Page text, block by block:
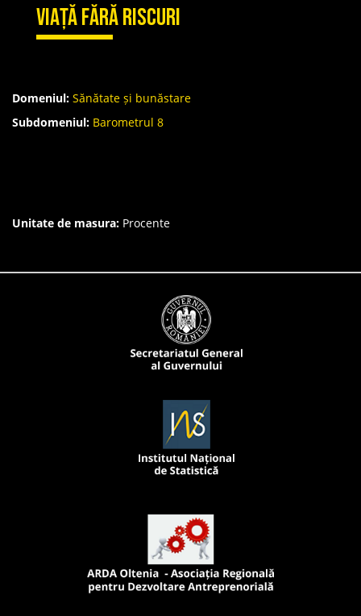
viață fără riscuri
Domeniul: Sănătate și bunăstare
Subdomeniul: Barometrul 8
Unitate de masura: Procente